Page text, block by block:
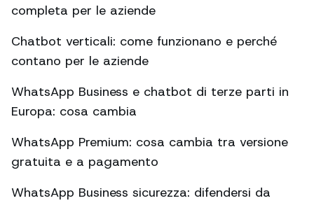
completa per le aziende
Chatbot verticali: come funzionano e perché
contano per le aziende
WhatsApp Business e chatbot di terze parti in
Europa: cosa cambia
WhatsApp Premium: cosa cambia tra versione
gratuita e a pagamento
WhatsApp Business sicurezza: difendersi da